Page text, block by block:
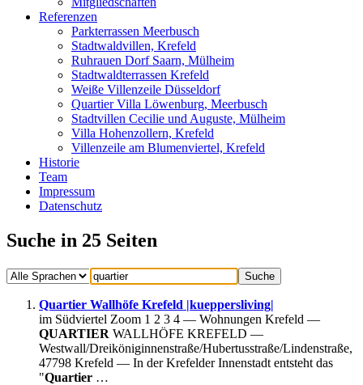
Referenzen
Parkterrassen Meerbusch
Stadtwaldvillen, Krefeld
Ruhrauen Dorf Saarn, Mülheim
Stadtwaldterrassen Krefeld
Weiße Villenzeile Düsseldorf
Quartier Villa Löwenburg, Meerbusch
Stadtvillen Cecilie und Auguste, Mülheim
Villa Hohenzollern, Krefeld
Villenzeile am Blumenviertel, Krefeld
Historie
Team
Impressum
Datenschutz
Suche in 25 Seiten
Quartier Wallhöfe Krefeld |kueppersliving|
im Südviertel Zoom 1 2 3 4 — Wohnungen Krefeld —
QUARTIER WALLHÖFE KREFELD —
Westwall/Dreiköniginnenstraße/Hubertusstraße/Lindenstraße,
47798 Krefeld — In der Krefelder Innenstadt entsteht das
"Quartier …